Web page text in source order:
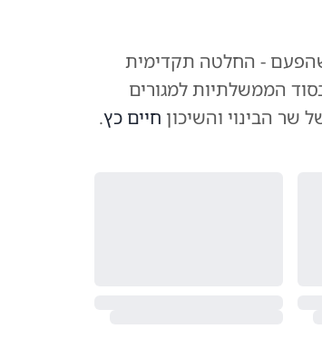
- החלטה תקדימית
הממשלתיות למגורים
הבינוי והשיכון חיים כץ.